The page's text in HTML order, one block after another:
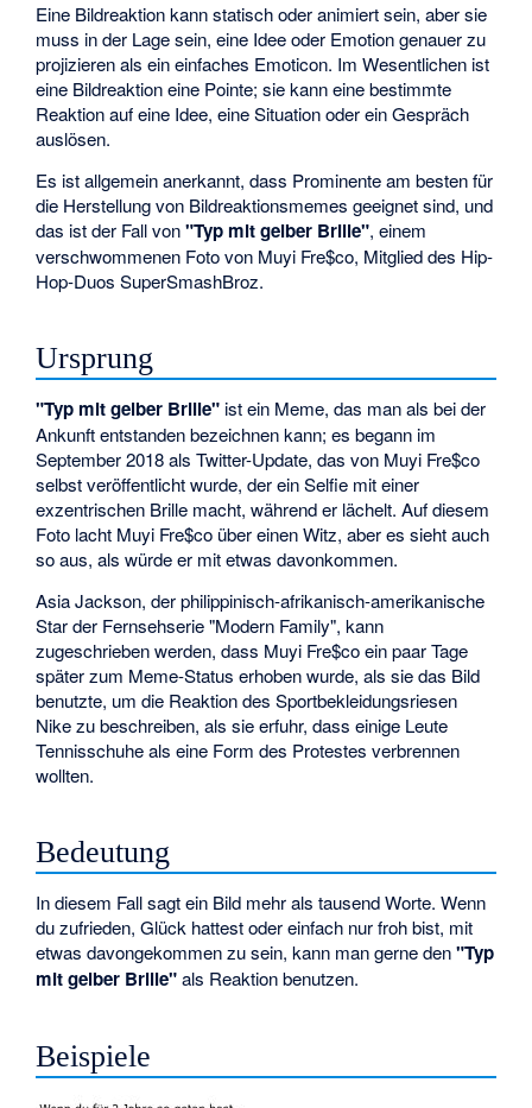
Eine Bildreaktion kann statisch oder animiert sein, aber sie
muss in der Lage sein, eine Idee oder Emotion genauer zu
projizieren als ein einfaches Emoticon. Im Wesentlichen ist
eine Bildreaktion eine Pointe; sie kann eine bestimmte
Reaktion auf eine Idee, eine Situation oder ein Gespräch
auslösen.
Es ist allgemein anerkannt, dass Prominente am besten für
die Herstellung von Bildreaktionsmemes geeignet sind, und
das ist der Fall von"Typ mit gelber Brille", einem
verschwommenen Foto von Muyi Fre$co, Mitglied des Hip-
Hop-Duos SuperSmashBroz.
Ursprung
"Typ mit gelber Brille" ist ein Meme, das man als bei der
Ankunft entstanden bezeichnen kann; es begann im
September 2018 als Twitter-Update, das von Muyi Fre$co
selbst veröffentlicht wurde, der ein Selfie mit einer
exzentrischen Brille macht, während er lächelt. Auf diesem
Foto lacht Muyi Fre$co über einen Witz, aber es sieht auch
so aus, als würde er mit etwas davonkommen.
Asia Jackson, der philippinisch-afrikanisch-amerikanische
Star der Fernsehserie "Modern Family", kann
zugeschrieben werden, dass Muyi Fre$co ein paar Tage
später zum Meme-Status erhoben wurde, als sie das Bild
benutzte, um die Reaktion des Sportbekleidungsriesen
Nike zu beschreiben, als sie erfuhr, dass einige Leute
Tennisschuhe als eine Form des Protestes verbrennen
wollten.
Bedeutung
In diesem Fall sagt ein Bild mehr als tausend Worte. Wenn
du zufrieden, Glück hattest oder einfach nur froh bist, mit
etwas davongekommen zu sein, kann man gerne den"Typ
mit gelber Brille"als Reaktion benutzen.
Beispiele